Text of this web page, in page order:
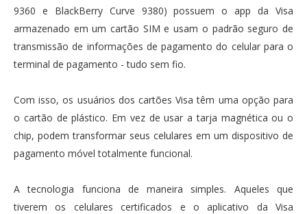
9360 e BlackBerry Curve 9380) possuem o app da Visa
armazenado em um cartão SIM e usam o padrão seguro de
transmissão de informações de pagamento do celular para o
terminal de pagamento - tudo sem fio.
Com isso, os usuários dos cartões Visa têm uma opção para
o cartão de plástico. Em vez de usar a tarja magnética ou o
chip, podem transformar seus celulares em um dispositivo de
pagamento móvel totalmente funcional.
A tecnologia funciona de maneira simples. Aqueles que
tiverem os celulares certificados e o aplicativo da Visa